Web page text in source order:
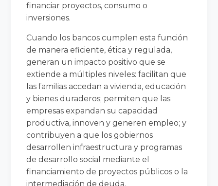
financiar proyectos, consumo o
inversiones.
Cuando los bancos cumplen esta función
de manera eficiente, ética y regulada,
generan un impacto positivo que se
extiende a múltiples niveles: facilitan que
las familias accedan a vivienda, educación
y bienes duraderos; permiten que las
empresas expandan su capacidad
productiva, innoven y generen empleo; y
contribuyen a que los gobiernos
desarrollen infraestructura y programas
de desarrollo social mediante el
financiamiento de proyectos públicos o la
intermediación de deuda.